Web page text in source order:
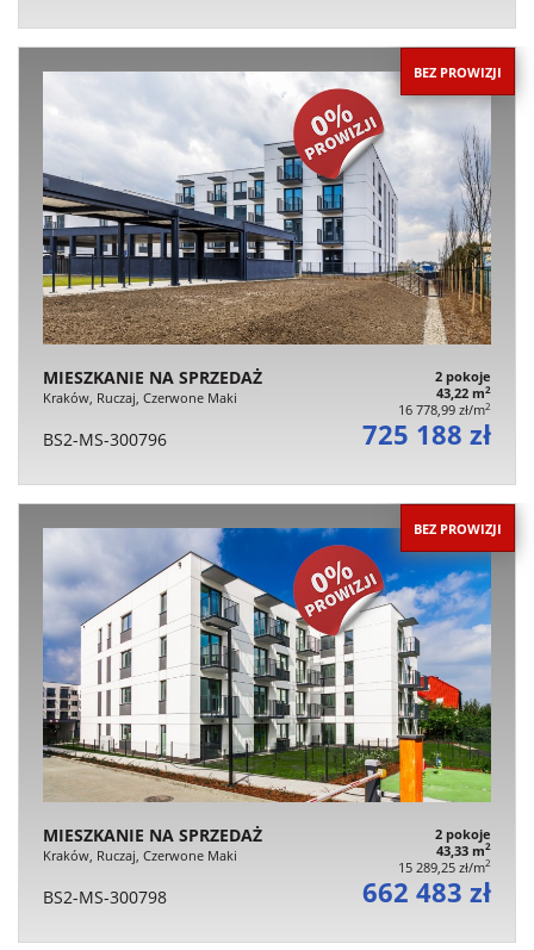
BEZ PROWIZJI
MIESZKANIE NA SPRZEDAŻ
Kraków, Ruczaj, Czerwone Maki
2 pokoje
43,22 m2
16 778,99 zł/m2
BS2-MS-300796 725 188 zł
BEZ PROWIZJI
MIESZKANIE NA SPRZEDAŻ
Kraków, Ruczaj, Czerwone Maki
2 pokoje
43,33 m2
15 289,25 zł/m2
BS2-MS-300798 662 483 zł